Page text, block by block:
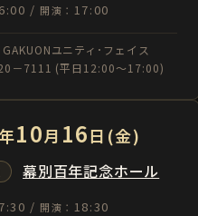
/ 開演： 17:00
GAKUONユニティ･フェイス
－7111 (平日12:00～17:00)
10月 16日(金)
幕別百年記念ホール
/ 開演： 18:30